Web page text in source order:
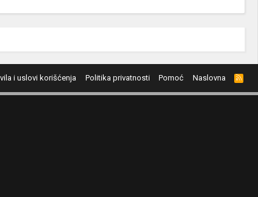
i uslovi korišćenja Politika privatnosti Pomoć Naslovna
R
S
S